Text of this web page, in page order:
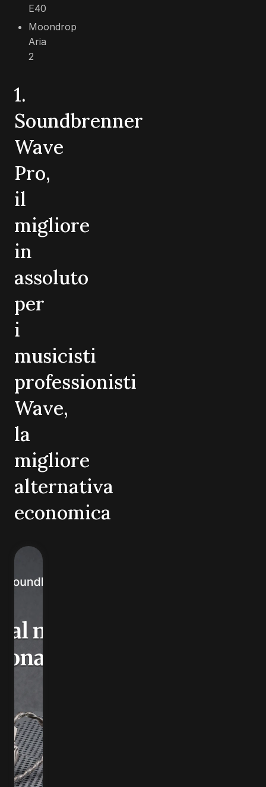
E40
Moondrop
Aria
2
1.
Soundbrenner
Wave
Pro,
il
migliore
in
assoluto
per
i
musicisti
professionisti
Wave,
la
migliore
alternativa
economica